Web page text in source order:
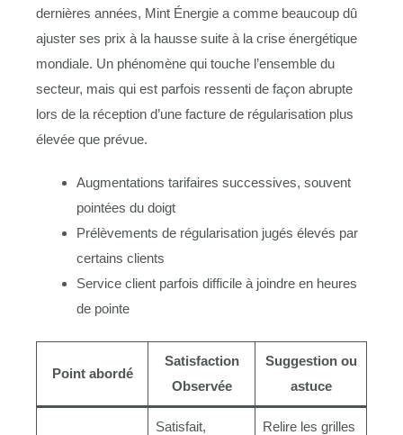
dernières années, Mint Énergie a comme beaucoup dû
ajuster ses prix à la hausse suite à la crise énergétique
mondiale. Un phénomène qui touche l’ensemble du
secteur, mais qui est parfois ressenti de façon abrupte
lors de la réception d’une facture de régularisation plus
élevée que prévue.
Augmentations tarifaires successives, souvent
pointées du doigt
Prélèvements de régularisation jugés élevés par
certains clients
Service client parfois difficile à joindre en heures
de pointe
Point abordé
Satisfaction
Observée
Suggestion ou
astuce
Satisfait,
Relire les grilles